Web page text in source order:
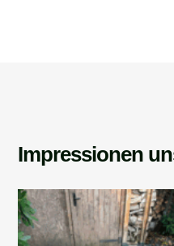
Impressionen